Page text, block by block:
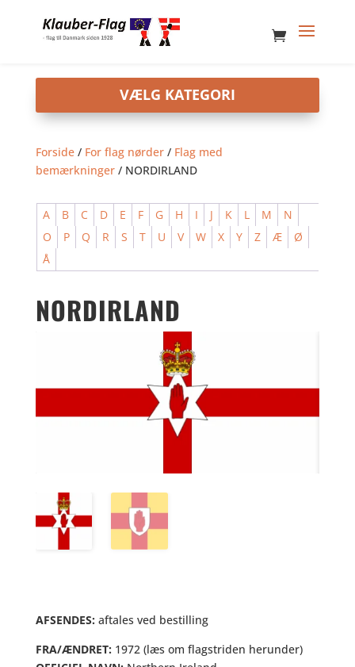
Forside/ For flag nørder/ Flag med
bemærkninger/ NORDIRLAND
A B C D E F G H I J K L M
N
O
P Q R S T U V W X Y Z Æ
Ø
Å
NORDIRLAND
AFSENDES: aftales ved bestilling
FRA/ÆNDRET: 1972 (læs om flagstriden herunder)